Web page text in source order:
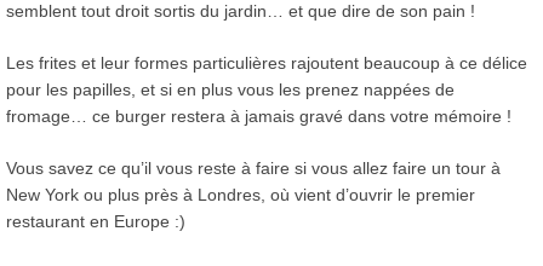
semblent tout droit sortis du jardin… et que dire de son pain !
Les frites et leur formes particulières rajoutent beaucoup à ce délice
pour les papilles, et si en plus vous les prenez nappées de
fromage… ce burger restera à jamais gravé dans votre mémoire !
Vous savez ce qu’il vous reste à faire si vous allez faire un tour à
New York ou plus près à Londres, où vient d’ouvrir le premier
restaurant en Europe :)